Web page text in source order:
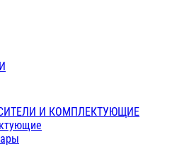
И КОМПЛЕКТУЮЩИЕ